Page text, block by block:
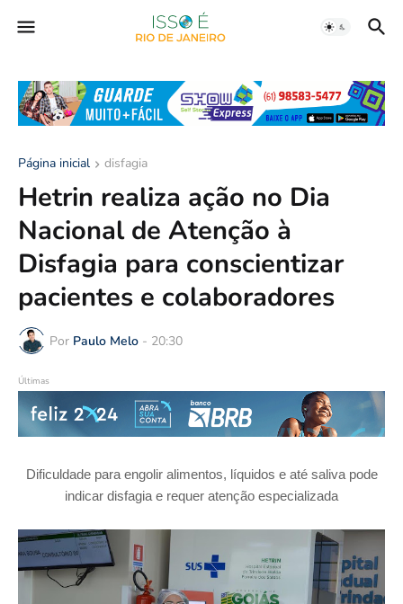
Página inicial disfagia
Hetrin realiza ação no Dia
Nacional de Atenção à
Disfagia para conscientizar
pacientes e colaboradores
Por Paulo Melo - 20:30
Últimas
Dificuldade para engolir alimentos, líquidos e até saliva pode
indicar disfagia e requer atenção especializada